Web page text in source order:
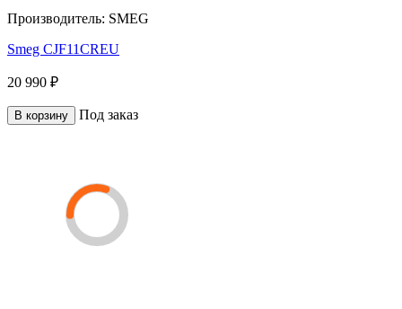
Производитель: SMEG
Smeg CJF11CREU
20 990 ₽
В корзину Под заказ